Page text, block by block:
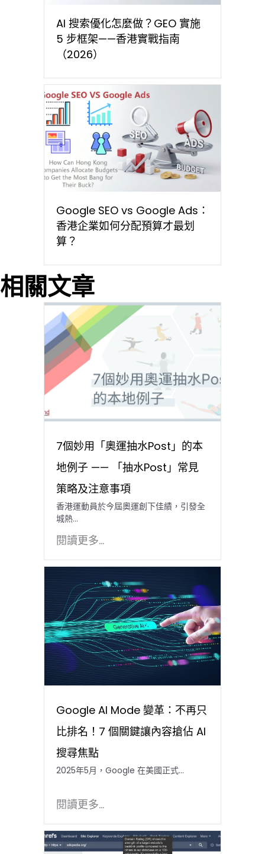
AI 搜索優化怎麼做？GEO 實施
5 步框架——香港實戰指南
（2026）
Google SEO vs Google Ads：
香港企業如何分配預算才最划
算？
相關文章
7個妙用「奧運抽水Post」的本
地例子 —— 「抽水Post」常見
策略及注意事項
香港運動員於今屆奧運創下佳績，引發全
城熱...
閱讀更多...
Google AI Mode 變革：不再只
比排名！7 個關鍵讓內容搶佔 AI
搜尋焦點
2025年5月，Google 在美國正式…
閱讀更多...